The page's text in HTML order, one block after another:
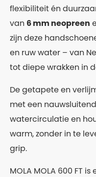
flexibiliteit én
van 6 mm neopreen
zijn deze
en ruw water – van
tot diepe wrakken in
De getapete en
met een
watercirculatie en
warm, zonder in te
grip.
MOLA MOLA 600 FT